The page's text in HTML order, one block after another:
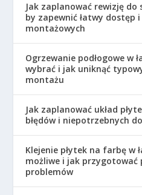
Jak zaplanować rewizję
by zapewnić łatwy dostęp
montażowych
Ogrzewanie podłogowe w
wybrać i jak uniknąć
montażu
Jak zaplanować układ
błędów i niepotrzebnych
Klejenie płytek na farbę w
możliwe i jak przygotować
problemów